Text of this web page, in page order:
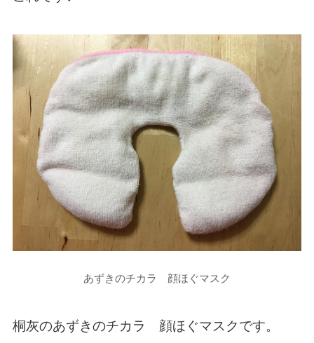
あずきのチカラ 顔ほぐマスク
桐灰のあずきのチカラ 顔ほぐマスクです。